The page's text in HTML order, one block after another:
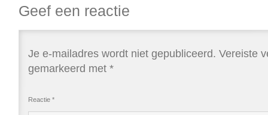
Geef een reactie
Je e-mailadres wordt niet gepubliceerd. Vereiste
gemarkeerd met *
Reactie *